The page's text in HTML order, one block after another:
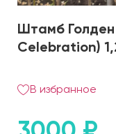
Штамб
Celebration)
В избранное